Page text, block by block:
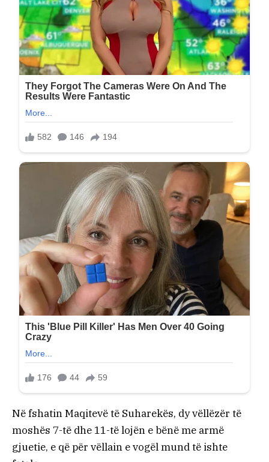
Në fshatin Maqitevë të Suharekës, dy vëllëzër të
moshës 7-të dhe 11-të lojën e bënë me armë
gjuetie, e që për vëllain e vogël mund të ishte